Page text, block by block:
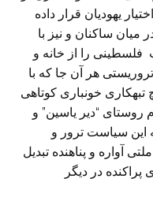
یهودیان قرار داده
میان ساکنان و نیز با
را از خانه و
هر آن جا که با
خونباری کوتاهی
روستای “دیر یاسین” و
۱۹۴۸. در نتیجه این سیاست ترور و
آواره و پناهنده تبدیل
در دیگر